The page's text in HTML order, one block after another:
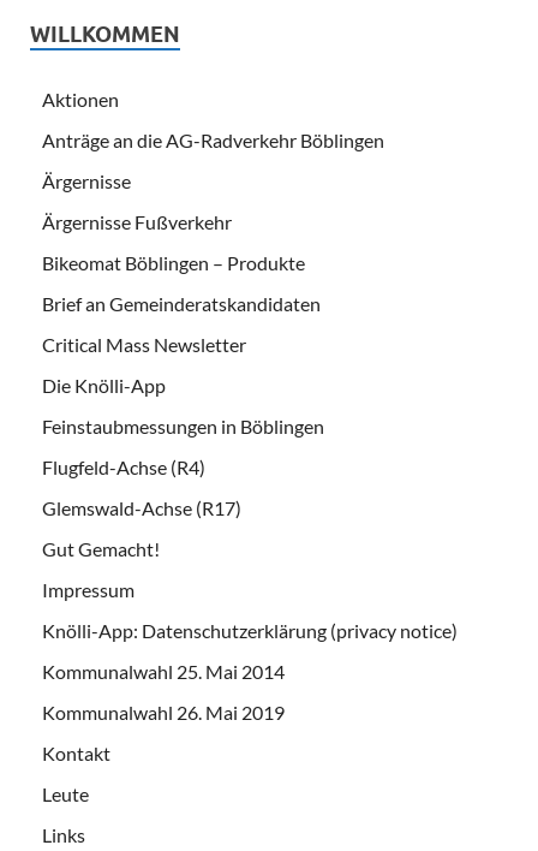
WILLKOMMEN
Aktionen
Anträge an die AG-Radverkehr Böblingen
Ärgernisse
Ärgernisse Fußverkehr
Bikeomat Böblingen – Produkte
Brief an Gemeinderatskandidaten
Critical Mass Newsletter
Die Knölli-App
Feinstaubmessungen in Böblingen
Flugfeld-Achse (R4)
Glemswald-Achse (R17)
Gut Gemacht!
Impressum
Knölli-App: Datenschutzerklärung (privacy notice)
Kommunalwahl 25. Mai 2014
Kommunalwahl 26. Mai 2019
Kontakt
Leute
Links